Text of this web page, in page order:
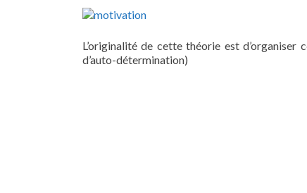
L’originalité de cette théorie est
d’auto-détermination)